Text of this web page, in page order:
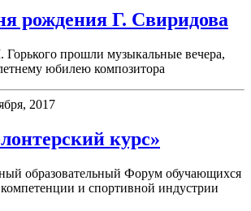
рождения Г. Свиридова
прошли музыкальные вечера,
юбилею композитора
2017
курс»
образовательный Форум обучающихся
и спортивной индустрии